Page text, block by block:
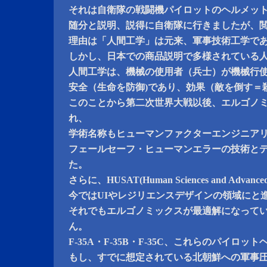
それは自衛隊の戦闘機パイロットのヘルメッ
随分と説明、説得に自衛隊に行きましたが、
理由は「人間工学」は元来、軍事技術工学で
しかし、日本での商品説明で多様されている
人間工学は、機械の使用者（兵士）が機械行
安全（生命を防御)であり、効果（敵を倒す＝
このことから第二次世界大戦以後、エルゴノ
れ、
学術名称もヒューマンファクターエンジニア
フェールセーフ・ヒューマンエラーの技術と
た。
さらに、HUSAT(Human Sciences and
今ではUIやレジリエンスデザインの領域にと
それでもエルゴノミックスが最適解になって
ん。
F-35A・F-35B・F-35C、これらのパイロット
もし、すでに想定されている北朝鮮への軍事